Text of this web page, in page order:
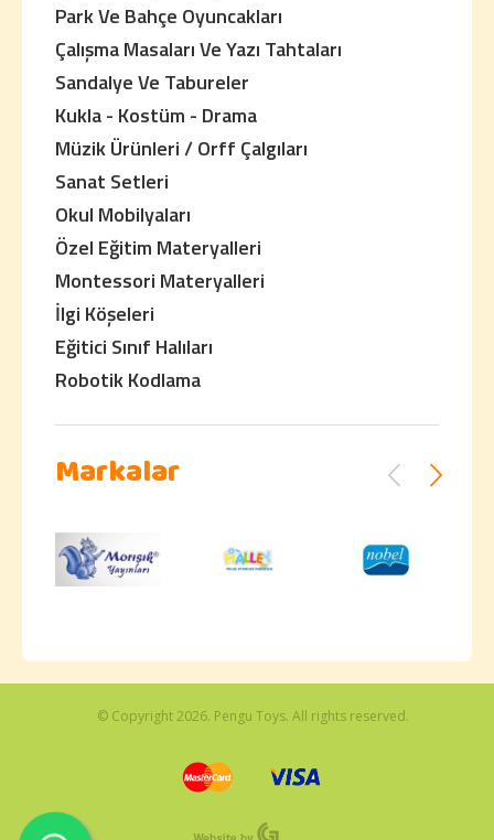
Park Ve Bahçe Oyuncakları
Çalışma Masaları Ve Yazı Tahtaları
Sandalye Ve Tabureler
Kukla - Kostüm - Drama
Müzik Ürünleri / Orff Çalgıları
Sanat Setleri
Okul Mobilyaları
Özel Eğitim Materyalleri
Montessori Materyalleri
İlgi Köşeleri
Eğitici Sınıf Halıları
Robotik Kodlama
Markalar
© Copyright 2026. Pengu Toys. All rights reserved.